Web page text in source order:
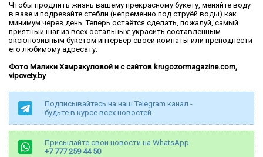
Чтобы продлить жизнь вашему прекрасному букету, меняйте воду
в вазе и подрезайте стебли (непременно под струёй воды) как
минимум через день. Теперь остаётся сделать, пожалуй, самый
приятный шаг из всех остальных: украсить составленным
эксклюзивным букетом интерьер своей комнаты или преподнести
его любимому адресату.
Фото Малики Хамракуловой и cсайтов krugozormagazine.com,
vipcvety.by
Подписывайтесь на наш Telegram канал -
будьте в курсе всех новостей
Присылайте свои новости на WhatsApp
+7 777 259 44 50